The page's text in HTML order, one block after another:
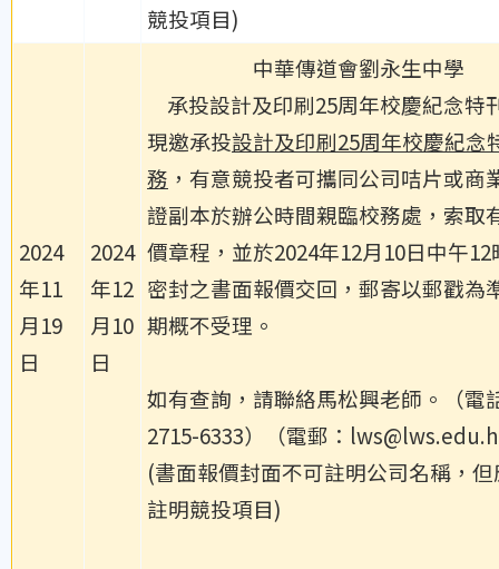
競投項目)
2024
年11
月19
日
2024
年12
月10
日
中華傳道會劉永生中學
承投設計及印刷25周年校慶紀念特
現邀承投設計及印刷25周年校慶紀念
務 ，有意競投者可攜同公司咭片或商
證副本於辦公時間親臨校務處，索取
價章程，並於2024年12月10日中午12
密封之書面報價交回，郵寄以郵戳為
期概不受理。
如有查詢，請聯絡馬松興老師。（電
2715-6333）（電郵：
(書面報價封面不可註明公司名稱，
註明競投項目)